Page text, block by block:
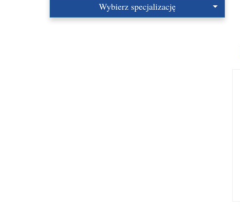
Wybierz specjalizację